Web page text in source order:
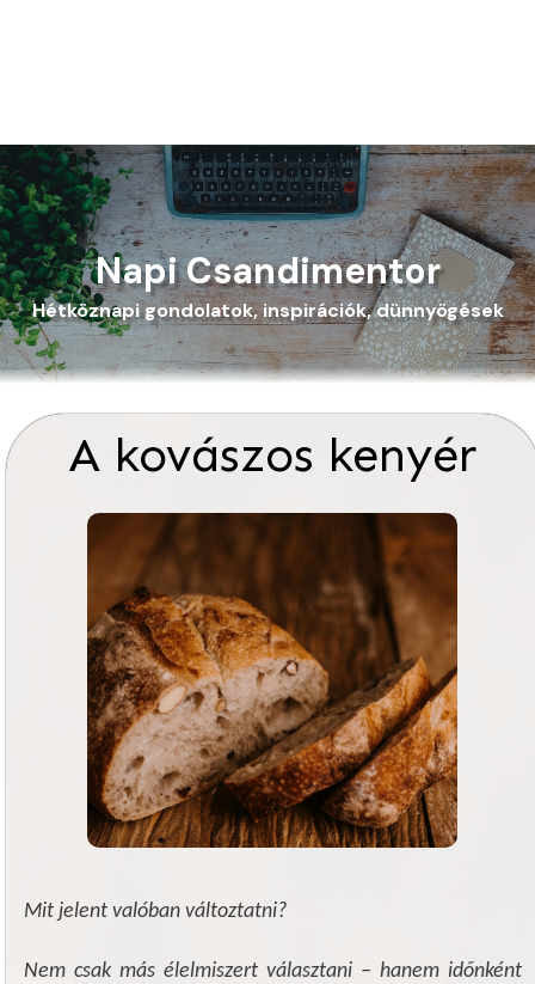
Napi Csandimentor
Hétköznapi gondolatok, inspirációk, dünnyögések
A kovászos kenyér
Mit jelent valóban változtatni?
Nem csak más élelmiszert választani – hanem időnként